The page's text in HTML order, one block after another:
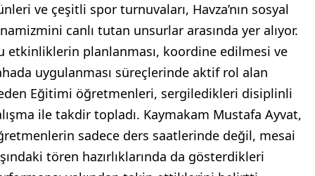
ve çeşitli spor turnuvaları, Havza’nın sosyal
canlı tutan unsurlar arasında yer alıyor.
etkinliklerin planlanması, koordine edilmesi ve
uygulanması süreçlerinde aktif rol alan
Eğitimi öğretmenleri, sergiledikleri disiplinli
ile takdir topladı. Kaymakam Mustafa Ayvat,
sadece ders saatlerinde değil, mesai
tören hazırlıklarında da gösterdikleri